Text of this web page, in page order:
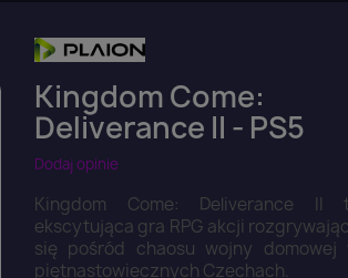
Kingdom Come:
Deliverance II - PS5
Dodaj opinie
Kingdom Come: Deliverance II
ekscytująca gra RPG akcji
się pośród chaosu wojny domowej
piętnastowiecznych Czechach.